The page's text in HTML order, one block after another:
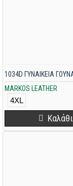
MARKOS LEATHER
4XL
Καλάθι